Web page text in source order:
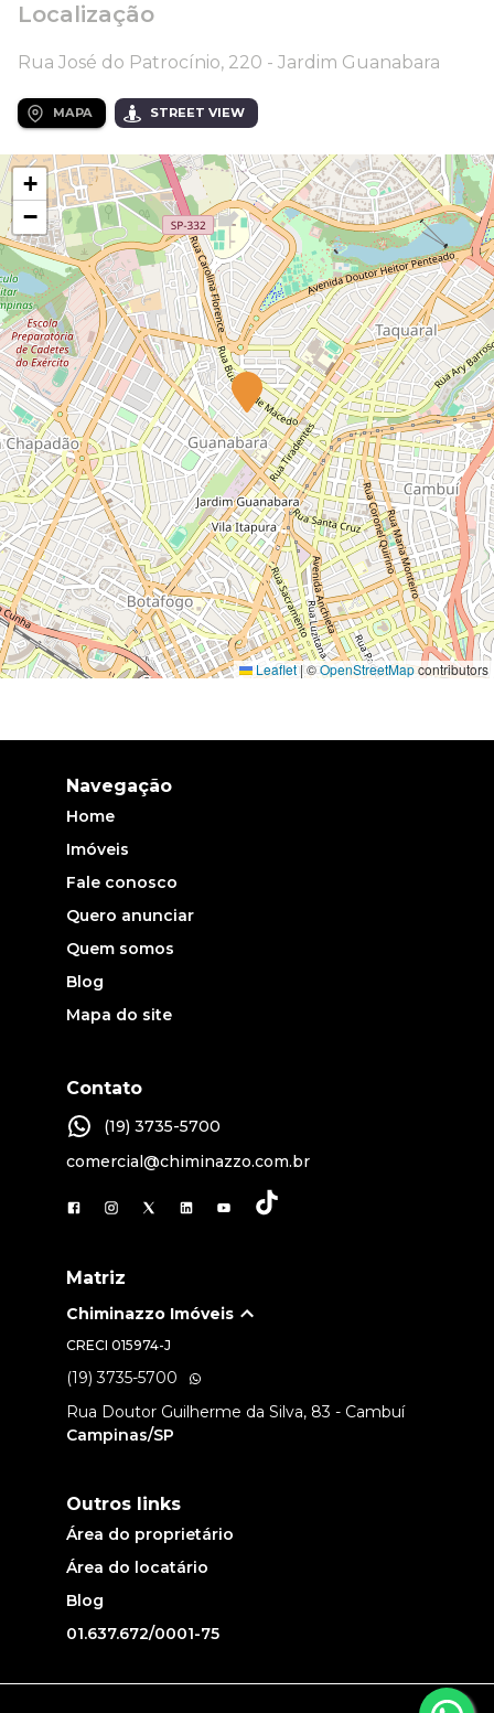
Localização
Rua José do Patrocínio, 220 - Jardim Guanabara
MAPA STREET VIEW
+
−
Leaflet |©OpenStreetMapcontributors
Navegação
Home
Imóveis
Fale conosco
Quero anunciar
Quem somos
Blog
Mapa do site
Contato
(19) 3735-5700
comercial@chiminazzo.com.br
Matriz
Chiminazzo Imóveis
CRECI 015974-J
(19) 3735-5700
Rua Doutor Guilherme da Silva, 83 - Cambuí
Campinas/SP
Outros links
Área do proprietário
Área do locatário
Blog
01.637.672/0001-75